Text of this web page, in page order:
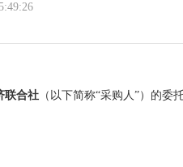
联合社 （以下简称“采购人”）的委